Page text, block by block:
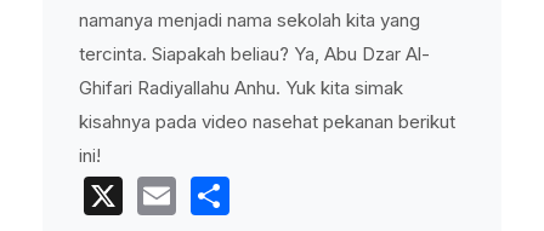
namanya menjadi nama sekolah kita yang
tercinta. Siapakah beliau? Ya, Abu Dzar Al-
Ghifari Radiyallahu Anhu. Yuk kita simak
kisahnya pada video nasehat pekanan berikut
ini!
X Email